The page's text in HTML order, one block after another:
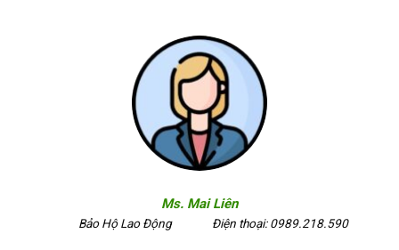
Ms. Mai Liên
Bảo Hộ Lao Động Điện thoại: 0989.218.590